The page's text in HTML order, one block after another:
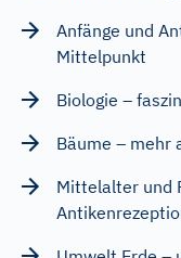
Anfänge und
Mittelpunkt
Biologie –
Bäume – mehr
Mittelalter und